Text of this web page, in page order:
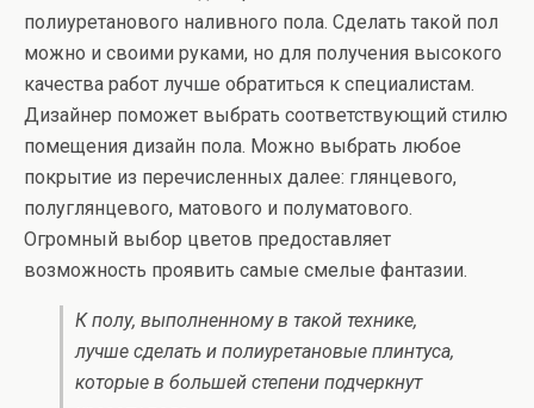
полиуретанового наливного пола. Сделать такой пол
можно и своими руками, но для получения высокого
качества работ лучше обратиться к специалистам.
Дизайнер поможет выбрать соответствующий стилю
помещения дизайн пола. Можно выбрать любое
покрытие из перечисленных далее: глянцевого,
полуглянцевого, матового и полуматового.
Огромный выбор цветов предоставляет
возможность проявить самые смелые фантазии.
К полу, выполненному в такой технике,
лучше сделать и полиуретановые плинтуса,
которые в большей степени подчеркнут